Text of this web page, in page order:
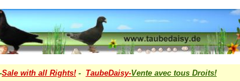
Sale with all Rights! - TaubeDaisy-Vente avec tous Droits!